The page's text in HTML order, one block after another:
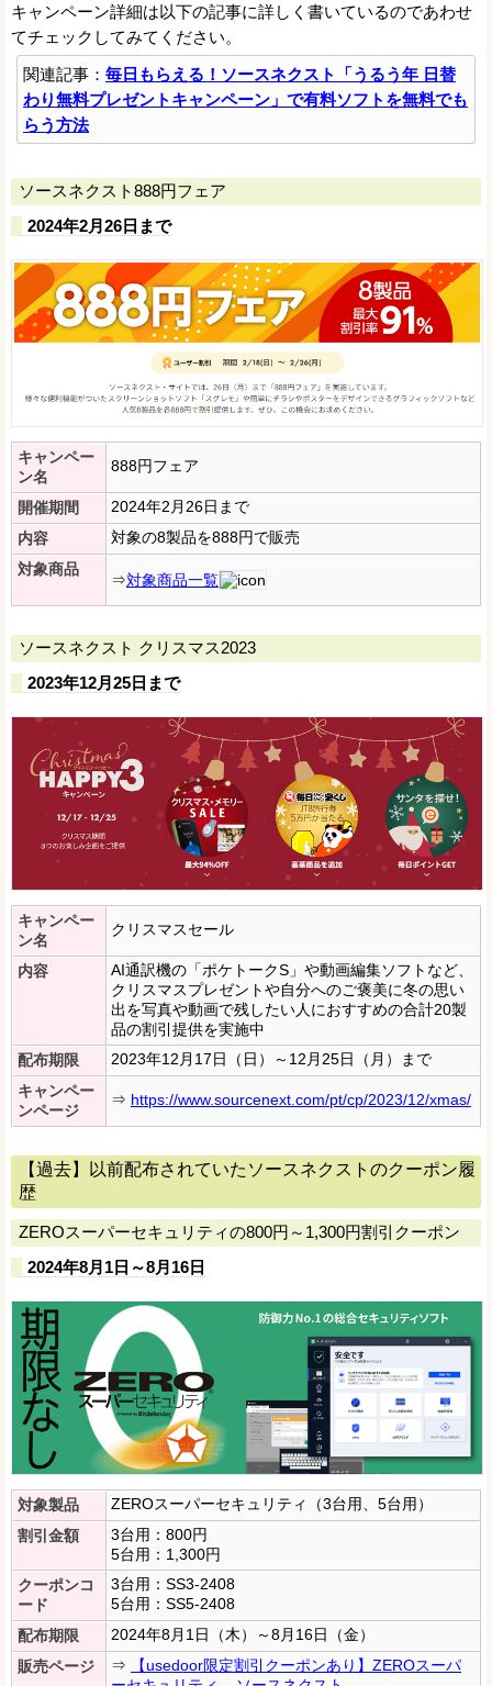
キャンペーン詳細は以下の記事に詳しく書いているのであわせ
てチェックしてみてください。
関連記事： 毎日もらえる！ソースネクスト「うるう年 日替
わり無料プレゼントキャンペーン」で有料ソフトを無料でも
らう方法
ソースネクスト888円フェア
2024年2月26日まで
キャンペー
ン名
888円フェア
開催期間
2024年2月26日まで
内容
対象の8製品を888円で販売
対象商品
⇒対象商品一覧
ソースネクスト クリスマス2023
2023年12月25日まで
キャンペー
ン名
クリスマスセール
内容
AI通訳機の「ポケトークS」や動画編集ソフトなど、
クリスマスプレゼントや自分へのご褒美に冬の思い
出を写真や動画で残したい人におすすめの合計20製
品の割引提供を実施中
配布期限
2023年12月17日（日）～12月25日（月）まで
キャンペー
ンページ
⇒ https://www.sourcenext.com/pt/cp/2023/12/xmas/
【過去】以前配布されていたソースネクストのクーポン履
歴
ZEROスーパーセキュリティの800円～1,300円割引クーポン
2024年8月1日～8月16日
対象製品
ZEROスーパーセキュリティ（3台用、5台用）
割引金額
3台用：800円
5台用：1,300円
クーポンコ
ード
3台用：SS3-2408
5台用：SS5-2408
配布期限
2024年8月1日（木）～8月16日（金）
販売ページ
⇒
【usedoor限定割引クーポンあり】ZEROスーパ